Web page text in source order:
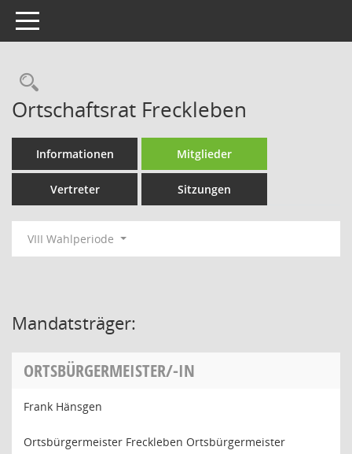
Toggle navigation
Rechercheauswahl
Ortschaftsrat Freckleben
Informationen Mitglieder
Vertreter Sitzungen
VIII Wahlperiode
Mandatsträger:
ORTSBÜRGERMEISTER/-IN
Frank Hänsgen
Ortsbürgermeister Freckleben Ortsbürgermeister